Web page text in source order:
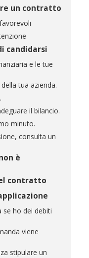
un contratto
candidarsi
e le tue
tua azienda.
il bilancio.
minuto.
consulta un
è
contratto
se ho dei debiti
viene
stipulare un